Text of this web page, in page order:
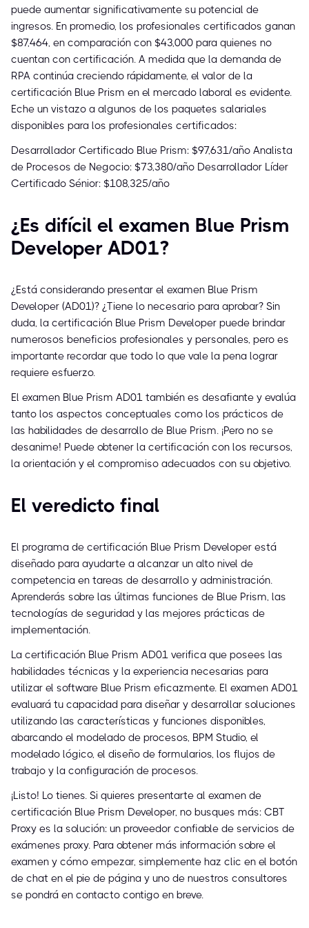
puede aumentar significativamente su potencial de
ingresos. En promedio, los profesionales certificados ganan
$87,464, en comparación con $43,000 para quienes no
cuentan con certificación. A medida que la demanda de
RPA continúa creciendo rápidamente, el valor de la
certificación Blue Prism en el mercado laboral es evidente.
Eche un vistazo a algunos de los paquetes salariales
disponibles para los profesionales certificados:
Desarrollador Certificado Blue Prism: $97,631/año Analista
de Procesos de Negocio: $73,380/año Desarrollador Líder
Certificado Sénior: $108,325/año
¿Es difícil el examen Blue Prism
Developer AD01?
¿Está considerando presentar el examen Blue Prism
Developer (AD01)? ¿Tiene lo necesario para aprobar? Sin
duda, la certificación Blue Prism Developer puede brindar
numerosos beneficios profesionales y personales, pero es
importante recordar que todo lo que vale la pena lograr
requiere esfuerzo.
El examen Blue Prism AD01 también es desafiante y evalúa
tanto los aspectos conceptuales como los prácticos de
las habilidades de desarrollo de Blue Prism. ¡Pero no se
desanime! Puede obtener la certificación con los recursos,
la orientación y el compromiso adecuados con su objetivo.
El veredicto final
El programa de certificación Blue Prism Developer está
diseñado para ayudarte a alcanzar un alto nivel de
competencia en tareas de desarrollo y administración.
Aprenderás sobre las últimas funciones de Blue Prism, las
tecnologías de seguridad y las mejores prácticas de
implementación.
La certificación Blue Prism AD01 verifica que posees las
habilidades técnicas y la experiencia necesarias para
utilizar el software Blue Prism eficazmente. El examen AD01
evaluará tu capacidad para diseñar y desarrollar soluciones
utilizando las características y funciones disponibles,
abarcando el modelado de procesos, BPM Studio, el
modelado lógico, el diseño de formularios, los flujos de
trabajo y la configuración de procesos.
¡Listo! Lo tienes. Si quieres presentarte al examen de
certificación Blue Prism Developer, no busques más: CBT
Proxy es la solución: un proveedor confiable de servicios de
exámenes proxy. Para obtener más información sobre el
examen y cómo empezar, simplemente haz clic en el botón
de chat en el pie de página y uno de nuestros consultores
se pondrá en contacto contigo en breve.